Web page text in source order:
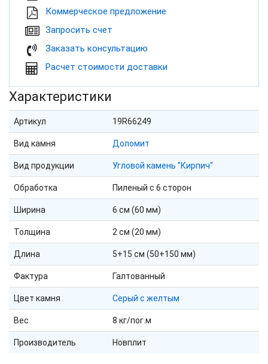
Коммерческое предложение
Запросить счет
Заказать консультацию
Расчет стоимости доставки
Характеристики
Артикул 19R66249
Вид камня Доломит
Вид продукции Угловой камень "Кирпич"
Обработка Пиленый с 6 сторон
Ширина 6 см (60 мм)
Толщина 2 см (20 мм)
Длина 5+15 см (50+150 мм)
Фактура Галтованный
Цвет камня Серый с желтым
Вес 8 кг/пог.м
Производитель Новплит